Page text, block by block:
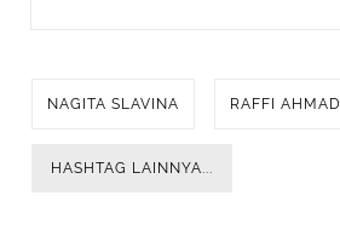
NAGITA SLAVINA RAFFI AHMAD
HASHTAG LAINNYA...